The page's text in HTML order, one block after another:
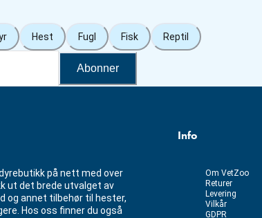
Hest Fugl Fisk Reptil
Abonner
på nett med over
ut det brede utvalget av
og annet tilbehør til hester,
Hos oss finner du også
Info
Om VetZoo
Returer
Levering
Vilkår
GDPR